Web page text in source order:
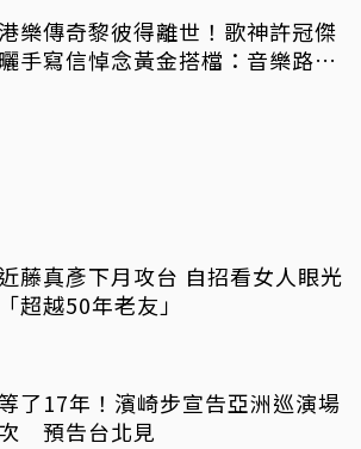
樂傳奇黎彼得離世！歌神許冠傑
曬手寫信悼念黃金搭檔：音樂路上
近藤真彥下月攻台 自招看女人眼光
「超越50年老友」
等了17年！濱崎步宣告亞洲巡演場
次 預告台北見